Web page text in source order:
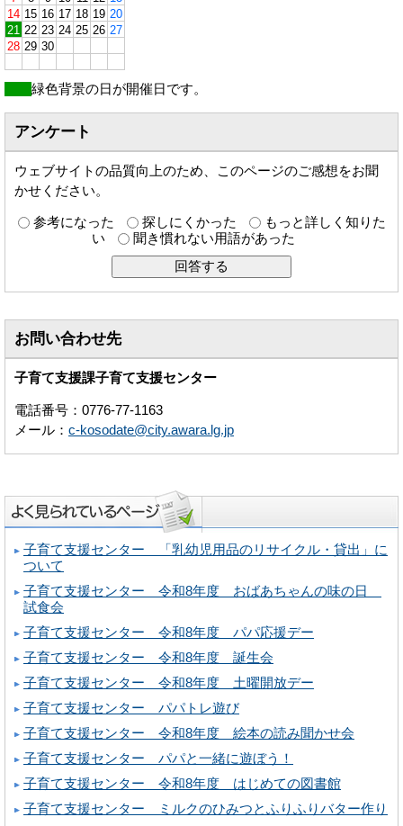
14 15 16 17 18 19 20
21 22 23 24 25 26 27
28 29 30
緑色背景の日が開催日です。
アンケート
ウェブサイトの品質向上のため、このページのご感想をお聞
かせください。
参考になった 探しにくかった
もっと詳しく知りた
い
聞き慣れない用語があった
お問い合わせ先
子育て支援課子育て支援センター
電話番号：0776-77-1163
メール： c-kosodate@city.awara.lg.jp
子育て支援センター 「乳幼児用品のリサイクル・貸出」に
ついて
子育て支援センター 令和8年度 おばあちゃんの味の日
試食会
子育て支援センター 令和8年度 パパ応援デー
子育て支援センター 令和8年度 誕生会
子育て支援センター 令和8年度 土曜開放デー
子育て支援センター パパトレ遊び
子育て支援センター 令和8年度 絵本の読み聞かせ会
子育て支援センター パパと一緒に遊ぼう！
子育て支援センター 令和8年度 はじめての図書館
子育て支援センター ミルクのひみつとふりふりバター作り